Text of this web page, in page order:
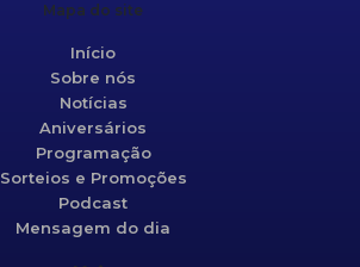
Mapa do site
Início
Sobre nós
Notícias
Aniversários
Programação
Sorteios e Promoções
Podcast
Mensagem do dia